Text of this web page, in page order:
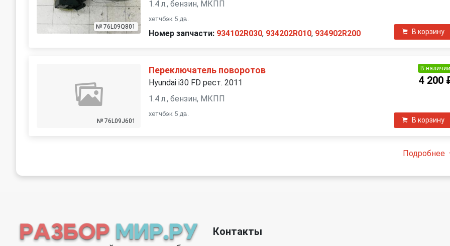
№ 76L09Q801
1.4 л., бензин, МКПП
хетчбэк 5 дв.
Номер запчасти: 934102R030, 934202R010, 934902R200 В корзину
№ 76L09J601
Переключатель поворотов
Hyundai i30 FD рест. 2011
1.4 л., бензин, МКПП
хетчбэк 5 дв.
В
4 200
В корзину
Подробнее
Контакты